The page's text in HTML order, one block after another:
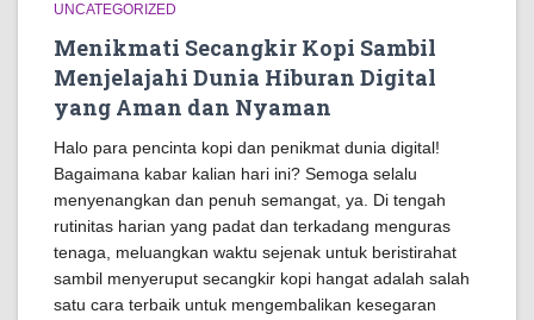
UNCATEGORIZED
Menikmati Secangkir Kopi Sambil
Menjelajahi Dunia Hiburan Digital
yang Aman dan Nyaman
Halo para pencinta kopi dan penikmat dunia digital!
Bagaimana kabar kalian hari ini? Semoga selalu
menyenangkan dan penuh semangat, ya. Di tengah
rutinitas harian yang padat dan terkadang menguras
tenaga, meluangkan waktu sejenak untuk beristirahat
sambil menyeruput secangkir kopi hangat adalah salah
satu cara terbaik untuk mengembalikan kesegaran